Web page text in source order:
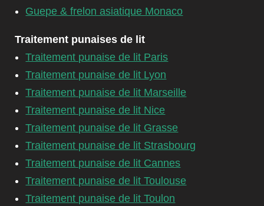
Guepe & frelon asiatique Monaco
Traitement punaises de lit
Traitement punaise de lit Paris
Traitement punaise de lit Lyon
Traitement punaise de lit Marseille
Traitement punaise de lit Nice
Traitement punaise de lit Grasse
Traitement punaise de lit Strasbourg
Traitement punaise de lit Cannes
Traitement punaise de lit Toulouse
Traitement punaise de lit Toulon